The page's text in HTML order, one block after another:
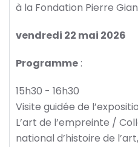
à la Fondation Pierre
vendredi 22 mai 2026
Programme:
15h30 - 16h30
Visite guidée de
L’art de l’empreinte /
national d’histoire de